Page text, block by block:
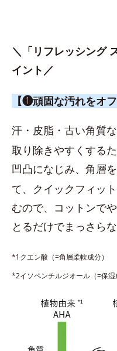
＼「リフレッシング
イント／
【❶頑固な汚れをオ
汗・皮脂・古い角質
取り除きやすくする
凹凸になじみ、角層
て、クイックフィッ
むので、コットンで
とるだけでまっさらな
*1クエン酸（=角層柔軟成分）
*2イソペンチルジオール（=保湿